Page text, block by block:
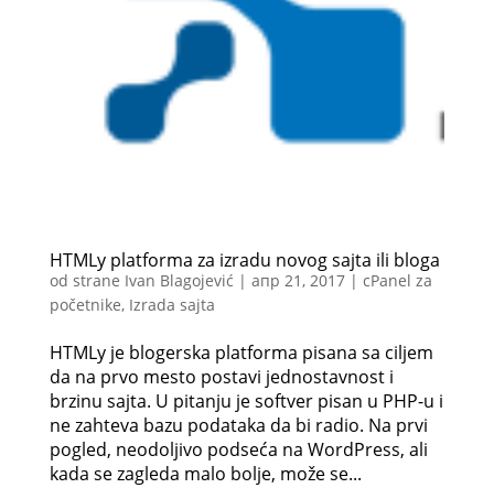
HTMLy platforma za izradu novog sajta ili bloga
od strane Ivan Blagojević | апр 21, 2017| cPanel za
početnike, Izrada sajta
HTMLy je blogerska platforma pisana sa ciljem
da na prvo mesto postavi jednostavnost i
brzinu sajta. U pitanju je softver pisan u PHP-u i
ne zahteva bazu podataka da bi radio. Na prvi
pogled, neodoljivo podseća na WordPress, ali
kada se zagleda malo bolje, može se...